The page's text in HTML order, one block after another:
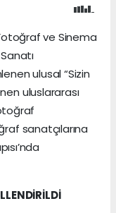
ve Sinema
ulusal “Sizin
uluslararası
sanatçılarına